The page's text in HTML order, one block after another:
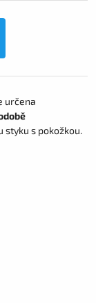
určena
styku s pokožkou.